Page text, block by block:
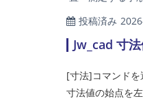
投稿済み
Jw_cad 寸
[寸法]コマンドを
寸法値の始点を